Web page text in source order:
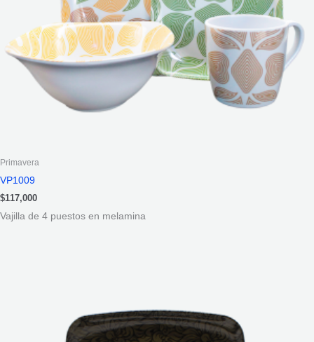
Primavera
VP1009
$117,000
Vajilla de 4 puestos en melamina